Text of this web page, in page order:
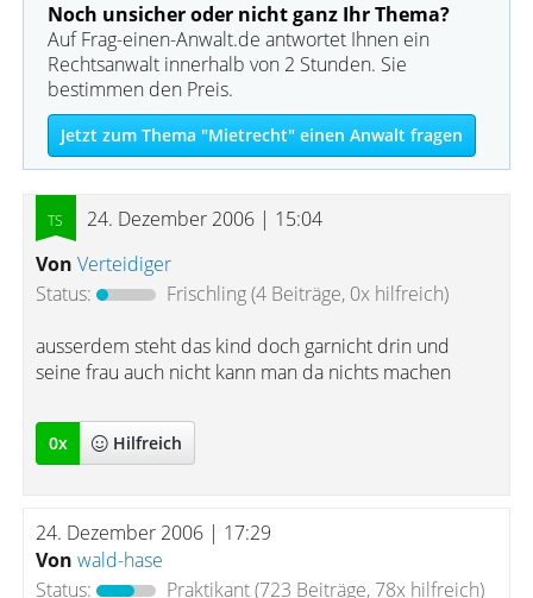
Noch unsicher oder nicht ganz Ihr Thema?
Auf Frag-einen-Anwalt.de antwortet Ihnen ein
Rechtsanwalt innerhalb von 2 Stunden. Sie
bestimmen den Preis.
Jetzt zum Thema "Mietrecht" einen Anwalt fragen
24. Dezember 2006 | 15:04
Von Verteidiger
Status:
Frischling(4 Beiträge, 0x hilfreich)
ausserdem steht das kind doch garnicht drin und
seine frau auch nicht kann man da nichts machen
0x Hilfreich
24. Dezember 2006 | 17:29
Von wald-hase
Status:
Praktikant(723 Beiträge, 78x hilfreich)